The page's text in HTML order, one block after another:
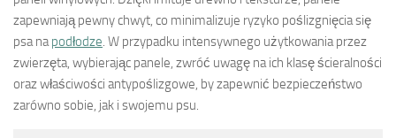
zapewniają pewny chwyt, co minimalizuje ryzyko poślizgnięcia się
psa napodłodze. W przypadku intensywnego użytkowania przez
zwierzęta, wybierając panele, zwróć uwagę na ich klasę ścieralności
oraz właściwości antypoślizgowe, by zapewnić bezpieczeństwo
zarówno sobie, jak i swojemu psu.